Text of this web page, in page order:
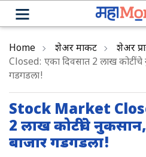
Home शेअर मार्केट शेअर
Closed: एका दिवसात 2 लाख
गडगडला!
Stock Market
2 लाख कोटींचे
बाजार गडगडला!